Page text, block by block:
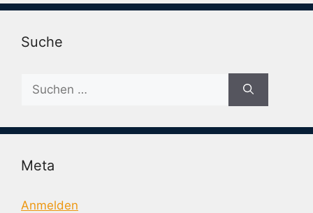
Suche
Suche
nach:
Meta
Anmelden